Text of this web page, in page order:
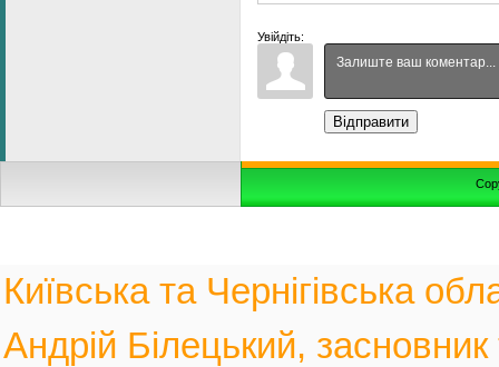
Увійдіть:
Відправити
Київська та Чернігівська
Андрій Білецький,